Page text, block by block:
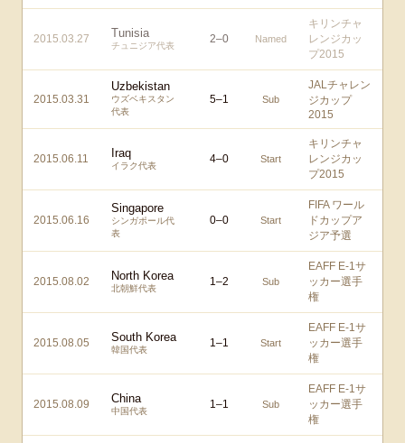
2015.03.27 Tunisia
チュニジア代表
2–0 Named
キリンチャ
レンジカッ
プ2015
2015.03.31
Uzbekistan
ウズベキスタン
代表
5–1 Sub
JALチャレン
ジカップ
2015
2015.06.11 Iraq
イラク代表
4–0 Start
キリンチャ
レンジカッ
プ2015
2015.06.16
Singapore
シンガポール代
表
0–0 Start
FIFA ワール
ドカップア
ジア予選
2015.08.02 North Korea
北朝鮮代表
1–2 Sub
EAFF E-1サ
ッカー選手
権
2015.08.05 South Korea
韓国代表
1–1 Start
EAFF E-1サ
ッカー選手
権
2015.08.09 China
中国代表
1–1 Sub
EAFF E-1サ
ッカー選手
権